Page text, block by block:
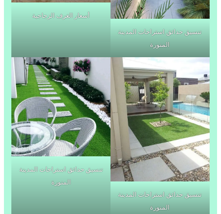
تنسيق حدائق استراحات المدينة
المنورة
أسعار الغرف الزجاجية
تنسيق حدائق استراحات المدينة
المنورة
تنسيق حدائق استراحات المدينة
المنورة